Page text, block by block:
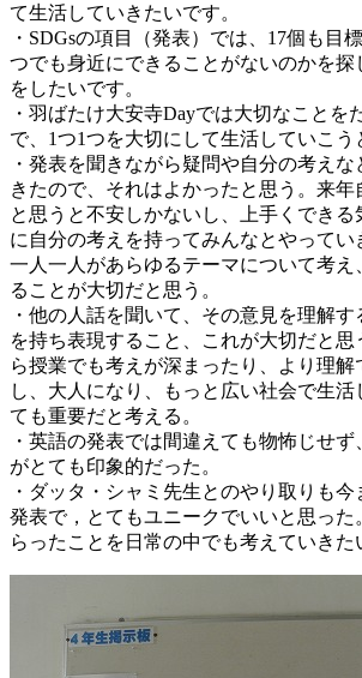
て生活していきたいです。
・SDGsの項目（発表）では、17個も目
つでも身近にできることがないのかを探
をしたいです。
・羽ばたけ大安寺Dayでは大切なことを
で、1つ1つを大切にして生活していこう
・発表を聞きながら疑問や自分の考え
きたので、それはよかったと思う。来
と思うと不安しかないし、上手くできる
に自分の考えを持ってみんなとやってい
一人一人があらゆるテーマについて考え
ることが大切だと思う。
・他の人話を聞いて、その意見を理解す
を持ち表現すること、これが大切だと
ら授業でも考えが深まったり、より理解
し、大人になり、もっと広い社会で生活
ても重要だと考える。
・英語の発表では間違えても物怖じせ
がとても印象的だった。
・ダッタ・シャミ先生とのやり取りも
発表で，とてもユニークでいいと思った
らったことを日常の中でも考えていきた